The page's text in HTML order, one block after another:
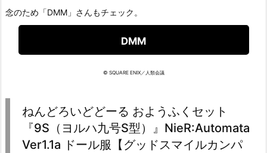
念のため「DMM」さんもチェック。
DMM
© SQUARE ENIX／人類会議
ねんどろいどどーる おようふくセット
『9S（ヨルハ九号S型）』NieR:Automata
Ver1.1a ドール服【グッドスマイルカンパ